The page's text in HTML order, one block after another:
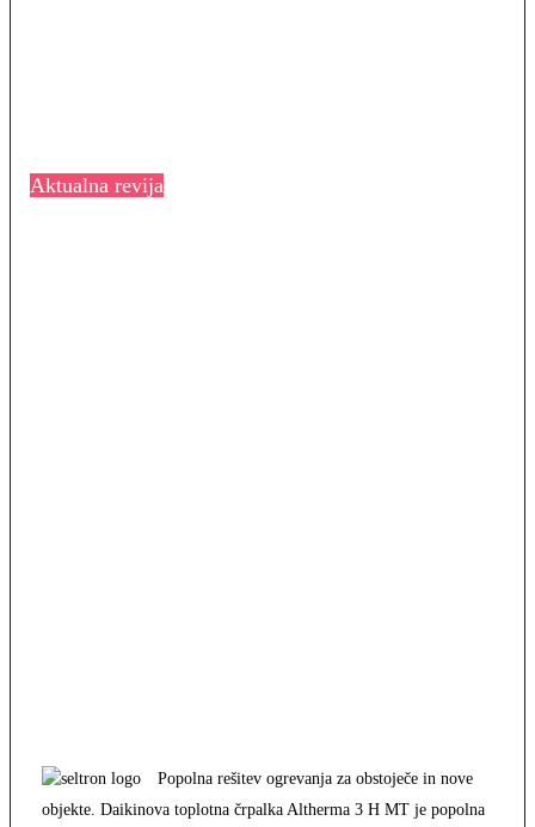
Aktualna revija
Popolna rešitev ogrevanja za obstoječe in nove
objekte. Daikinova toplotna črpalka Altherma 3 H MT je popolna